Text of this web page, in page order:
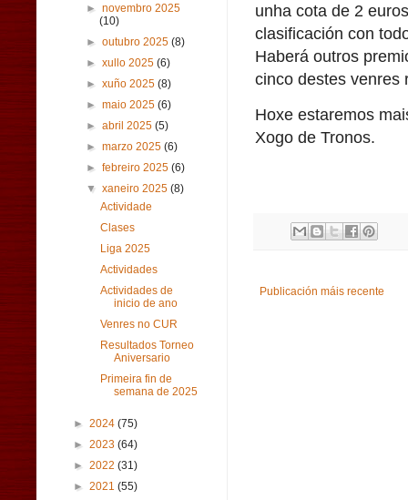
unha cota de 2
clasificación con
Haberá outros
cinco destes venres
Hoxe estaremos
Xogo de Tronos.
Publicación máis recente
►novembro 2025
(10)
►outubro 2025(8)
►xullo 2025(6)
►xuño 2025(8)
►maio 2025(6)
►abril 2025(5)
►marzo 2025(6)
►febreiro 2025(6)
▼xaneiro 2025(8)
Actividade
Clases
Liga 2025
Actividades
Actividades de
inicio de ano
Venres no CUR
Resultados Torneo
Aniversario
Primeira fin de
semana de 2025
► 2024 (75)
► 2023 (64)
► 2022 (31)
► 2021 (55)